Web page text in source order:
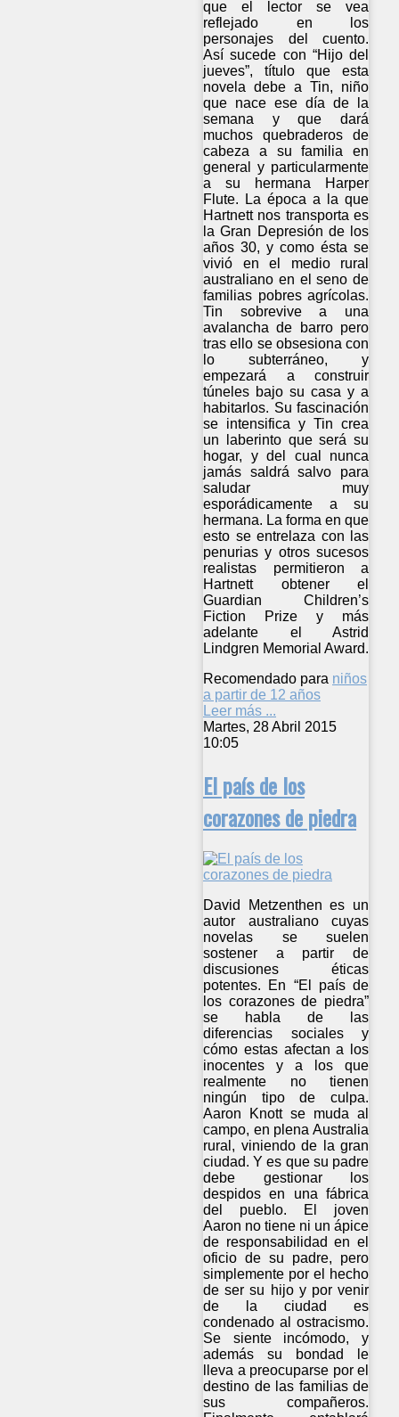
que el lector se vea
reflejado en los
personajes del cuento.
Así sucede con “Hijo del
jueves”, título que esta
novela debe a Tin, niño
que nace ese día de la
semana y que dará
muchos quebraderos de
cabeza a su familia en
general y particularmente
a su hermana Harper
Flute. La época a la que
Hartnett nos transporta es
la Gran Depresión de los
años 30, y como ésta se
vivió en el medio rural
australiano en el seno de
familias pobres agrícolas.
Tin sobrevive a una
avalancha de barro pero
tras ello se obsesiona con
lo subterráneo, y
empezará a construir
túneles bajo su casa y a
habitarlos. Su fascinación
se intensifica y Tin crea
un laberinto que será su
hogar, y del cual nunca
jamás saldrá salvo para
saludar muy
esporádicamente a su
hermana. La forma en que
esto se entrelaza con las
penurias y otros sucesos
realistas permitieron a
Hartnett obtener el
Guardian Children’s
Fiction Prize y más
adelante el Astrid
Lindgren Memorial Award.
Recomendado para niños
a partir de 12 años
Leer más ...
Martes, 28 Abril 2015
10:05
El país de los
corazones de piedra
David Metzenthen es un
autor australiano cuyas
novelas se suelen
sostener a partir de
discusiones éticas
potentes. En “El país de
los corazones de piedra”
se habla de las
diferencias sociales y
cómo estas afectan a los
inocentes y a los que
realmente no tienen
ningún tipo de culpa.
Aaron Knott se muda al
campo, en plena Australia
rural, viniendo de la gran
ciudad. Y es que su padre
debe gestionar los
despidos en una fábrica
del pueblo. El joven
Aaron no tiene ni un ápice
de responsabilidad en el
oficio de su padre, pero
simplemente por el hecho
de ser su hijo y por venir
de la ciudad es
condenado al ostracismo.
Se siente incómodo, y
además su bondad le
lleva a preocuparse por el
destino de las familias de
sus compañeros.